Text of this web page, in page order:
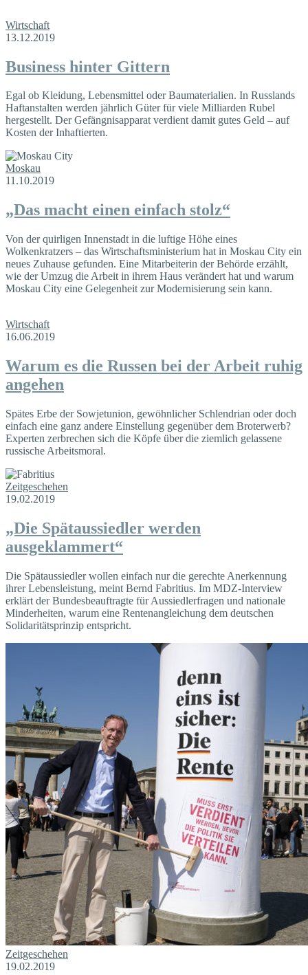
Wirtschaft
13.12.2019
Business hinter Gittern
Egal ob Kleidung, Lebensmittel oder Baumaterialien. In Russlands
Haftanstalten werden jährlich Güter für viele Milliarden Rubel
hergestellt. Der Gefängnisapparat verdient damit gutes Geld – auf
Kosten der Inhaftierten.
Moskau
11.10.2019
„Das macht einen einfach stolz“
Von der quirligen Innenstadt in die luftige Höhe eines
Wolkenkratzers – das Wirtschaftsministerium hat in Moskau City ein
neues Zuhause gefunden. Eine Mitarbeiterin der Behörde erzählt,
wie der Umzug die Arbeit in ihrem Haus verändert hat und warum
Moskau City eine Gelegenheit zur Modernisierung sein kann.
Wirtschaft
16.06.2019
Warum es die Russen bei der Arbeit ruhig
angehen
Spätes Erbe der Sowjetunion, gewöhnlicher Schlendrian oder doch
einfach eine ganz andere Einstellung gegenüber dem Broterwerb?
Experten zerbrechen sich die Köpfe über die ziemlich gelassene
russische Arbeitsmoral.
Zeitgeschehen
19.02.2019
„Die Spätaussiedler werden
ausgeklammert“
Die Spätaussiedler wollen einfach nur die gerechte Anerkennung
ihrer Lebensleistung, meint Bernd Fabritius. Im MDZ-Interview
erklärt der Bundesbeauftragte für Aussiedlerfragen und nationale
Minderheiten, warum eine Rentenangleichung dem deutschen
Solidaritätsprinzip entspricht.
Zeitgeschehen
19.02.2019